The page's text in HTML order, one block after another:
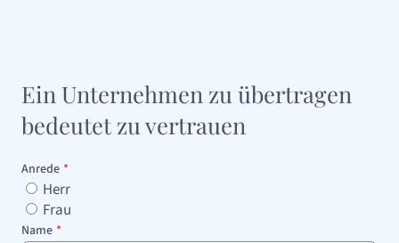
Ein Unternehmen zu übertragen
bedeutet zu vertrauen
Anrede *
Herr
Frau
Name *